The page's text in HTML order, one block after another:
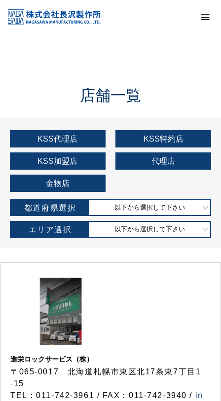
KSS加盟店・取扱店情報
店舗一覧
店舗一覧
KSS代理店 KSS特約店
KSS加盟店 代理店
金物店
都道府県選択 以下から選択して下さい
エリア選択 以下から選択して下さい
進栄ロックサービス（株）
〒065-0017 北海道札幌市東区北17条東7丁目1
-15
TEL：011-742-3961 / FAX：011-742-3940 / in